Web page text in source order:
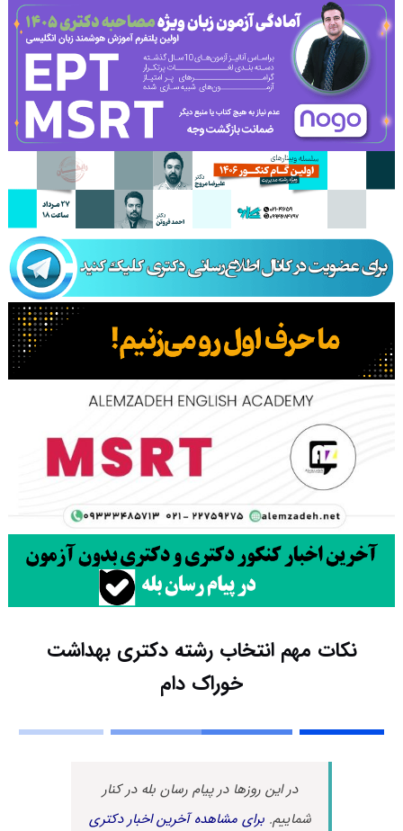
نکات مهم انتخاب رشته دکتری بهداشت
خوراک دام
در این روزها در پیام رسان بله در کنار
شماییم.برای مشاهده آخرین اخبار دکتری